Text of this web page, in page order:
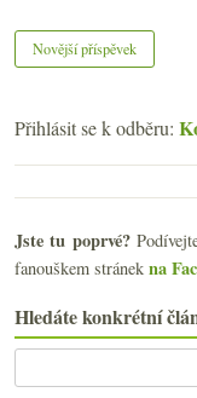
Novější příspěvek
Přihlásit se k odběru:
Jste tu poprvé?
fanouškem stránek na
Hledáte konkrétní